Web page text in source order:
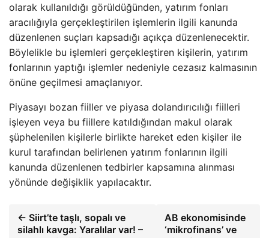
olarak kullanıldığı görüldüğünden, yatırım fonları
aracılığıyla gerçekleştirilen işlemlerin ilgili kanunda
düzenlenen suçları kapsadığı açıkça düzenlenecektir.
Böylelikle bu işlemleri gerçekleştiren kişilerin, yatırım
fonlarının yaptığı işlemler nedeniyle cezasız kalmasının
önüne geçilmesi amaçlanıyor.
Piyasayı bozan fiiller ve piyasa dolandırıcılığı fiilleri
işleyen veya bu fiillere katıldığından makul olarak
şüphelenilen kişilerle birlikte hareket eden kişiler ile
kurul tarafından belirlenen yatırım fonlarının ilgili
kanunda düzenlenen tedbirler kapsamına alınması
yönünde değişiklik yapılacaktır.
← Siirt’te taşlı, sopalı ve
silahlı kavga: Yaralılar var! –
AB ekonomisinde
‘mikrofinans’ ve